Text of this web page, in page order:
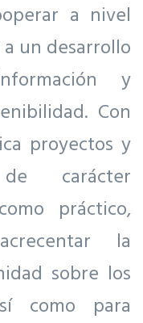
a nivel
un desarrollo
y
Con
proyectos y
carácter
práctico,
la
sobre los
como para